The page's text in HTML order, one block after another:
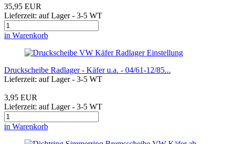
35,95 EUR
Lieferzeit: auf Lager - 3-5 WT
in Warenkorb
Druckscheibe Radlager - Käfer u.a. - 04/61-12/85...
Lieferzeit: auf Lager - 3-5 WT
3,95 EUR
Lieferzeit: auf Lager - 3-5 WT
in Warenkorb